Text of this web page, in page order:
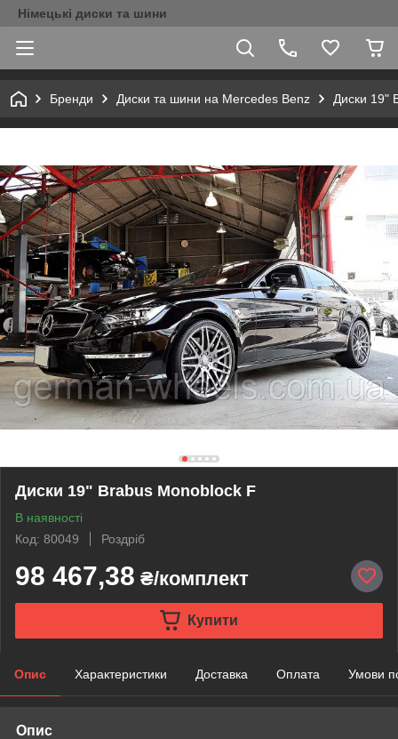
Німецькі диски та шини
Бренди Диски та шини на Mercedes Benz Диски 19"
Диски 19" Brabus Monoblock F
В наявності
Код: 80049
Роздріб
98 467,38 ₴/комплект
Купити
Опис Характеристики Доставка Оплата Умови
Опис